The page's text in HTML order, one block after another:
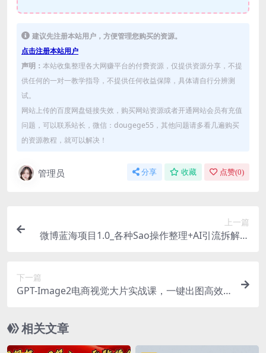
建议先注册本站用户，方便管理您购买的资源。
点击注册本站用户
声明： 本站收集整理各大网赚平台的付费资源，仅提供资源分享，不提
供任何的一对一教学指导，不提供任何收益保障，具体请自行分辨测
试。
网站上传的百度网盘链接失效，购买网站资源或者开通网站会员有充值
问题，可以联系站长，微信：dougege55，其他问题请多看几遍购买
的资源教程，就可以解决！
管理员 分享 收藏 点赞(0)
上一篇
微博蓝海项目1.0_各种Sao操作整理+AI引流拆解，
下一篇
GPT-Image2电商视觉大片实战课，一键出图高效
相关文章